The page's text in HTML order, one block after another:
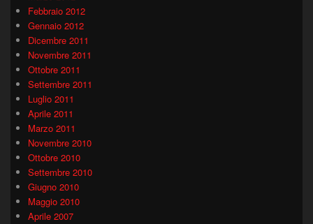
Febbraio 2012
Gennaio 2012
Dicembre 2011
Novembre 2011
Ottobre 2011
Settembre 2011
Luglio 2011
Aprile 2011
Marzo 2011
Novembre 2010
Ottobre 2010
Settembre 2010
Giugno 2010
Maggio 2010
Aprile 2007